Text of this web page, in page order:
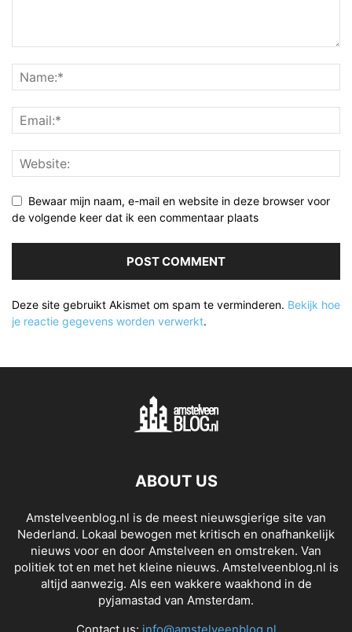
Bewaar mijn naam, e-mail en website in deze browser voor
de volgende keer dat ik een commentaar plaats
Deze site gebruikt Akismet om spam te verminderen. Bekijk hoe
je reactie gegevens worden verwerkt.
ABOUT US
Amstelveenblog.nl is de meest nieuwsgierige site van
Nederland. Lokaal bewogen met kritisch en onafhankelijk
nieuws voor en door Amstelveen en omstreken. Van
politiek tot en met het kleine nieuws. Amstelveenblog.nl is
altijd aanwezig. Als een wakkere waakhond in de
pyjamastad van Amsterdam.